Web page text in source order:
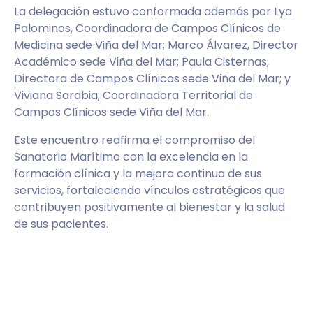
La delegación estuvo conformada además por Lya
Palominos, Coordinadora de Campos Clínicos de
Medicina sede Viña del Mar; Marco Álvarez, Director
Académico sede Viña del Mar; Paula Cisternas,
Directora de Campos Clínicos sede Viña del Mar; y
Viviana Sarabia, Coordinadora Territorial de
Campos Clínicos sede Viña del Mar.
Este encuentro reafirma el compromiso del
Sanatorio Marítimo con la excelencia en la
formación clínica y la mejora continua de sus
servicios, fortaleciendo vínculos estratégicos que
contribuyen positivamente al bienestar y la salud
de sus pacientes.